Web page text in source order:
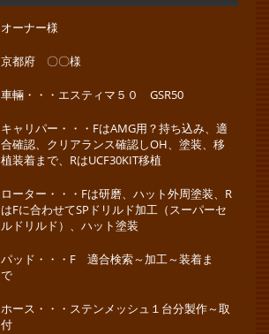
オーナー様
京都府 〇〇様
車輛・・・エスティマ５０ GSR50
キャリパー・・・FはAMG用？持ち込み、適
合確認、クリアランス確認しOH、塗装、移
植装着まで、RはUCF30KIT移植
ローター・・・Fは研磨、ハット外周塗装、R
はFに合わせてSPドリルド加工（スーパーセ
ルドリルド）、ハット塗装
パッド・・・F 適合検索～加工～装着ま
で
ホース・・・ステンメッシュ１台分製作～取
付